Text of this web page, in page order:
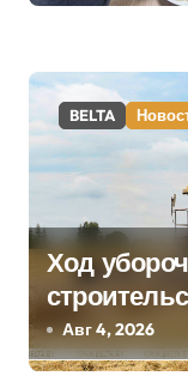
BELTA
Ход
Лукашенко
Авг 4, 2026